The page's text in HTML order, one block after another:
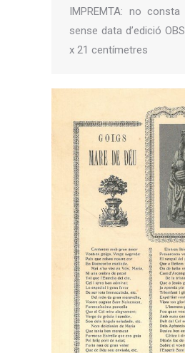
IMPREMTA: no
sense data d’edició
x 21 centímetres